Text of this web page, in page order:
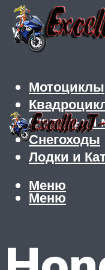
Мотоциклы
Скутеры и
Снегоходы
Лодки и
Меню
Меню